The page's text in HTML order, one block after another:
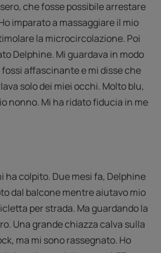
che fosse possibile arrestare
imparato a massaggiare il mio
la microcircolazione. Poi
Delphine. Mi guardava in modo
affascinante e mi disse che
solo dei miei occhi. Molto blu,
nonno. Mi ha ridato fiducia in me
ha colpito. Due mesi fa, Delphine
dal balcone mentre aiutavo mio
per strada. Ma guardando la
Una grande chiazza calva sulla
ma mi sono rassegnato. Ho